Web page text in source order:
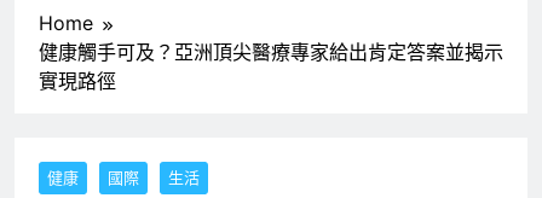
Home
健康觸手可及？亞洲頂尖醫療專家給出肯定答案並揭示
實現路徑
健康 國際 生活